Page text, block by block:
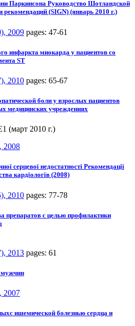
Паркинсона Руководство Шотландской
рекомендаций (SIGN) (январь 2010 г.)
2009 pages: 47-61
инфаркта миокарда у пациентов со
ST
2010 pages: 65-67
боли у взрослых пациентов
медицинских учреждениях
(март 2010 г.)
2008
серцевої недостатності Рекомендації
кардіологів (2008)
2010 pages: 77-78
препаратов с целью профилактики
2013 pages: 61
мужчин
2007
ишемической болезнью сердца и